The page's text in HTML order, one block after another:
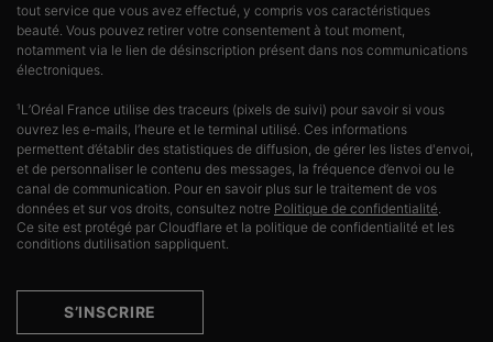
tout service que vous avez effectué, y compris vos caractéristiques
beauté. Vous pouvez retirer votre consentement à tout moment,
notamment via le lien de désinscription présent dans nos communications
électroniques.
¹L’Oréal France utilise des traceurs (pixels de suivi) pour savoir si vous
ouvrez les e-mails, l’heure et le terminal utilisé. Ces informations
permettent d’établir des statistiques de diffusion, de gérer les listes d'envoi,
et de personnaliser le contenu des messages, la fréquence d’envoi ou le
canal de communication. Pour en savoir plus sur le traitement de vos
données et sur vos droits, consultez notre Politique de confidentialité.
Ce site est protégé par Cloudflare et la politique de confidentialité et les
conditions dutilisation sappliquent.
S’INSCRIRE